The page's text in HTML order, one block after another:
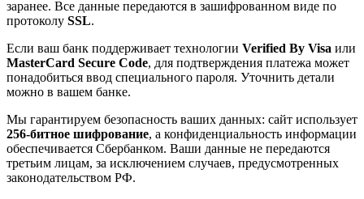
заранее. Все данные передаются в зашифрованном виде по
протоколу SSL.
Если ваш банк поддерживает технологии Verified By Visa или
MasterCard Secure Code, для подтверждения платежа может
понадобиться ввод специального пароля. Уточнить детали
можно в вашем банке.
Мы гарантируем безопасность ваших данных: сайт использует
256-битное шифрование, а конфиденциальность информации
обеспечивается Сбербанком. Ваши данные не передаются
третьим лицам, за исключением случаев, предусмотренных
законодательством РФ.